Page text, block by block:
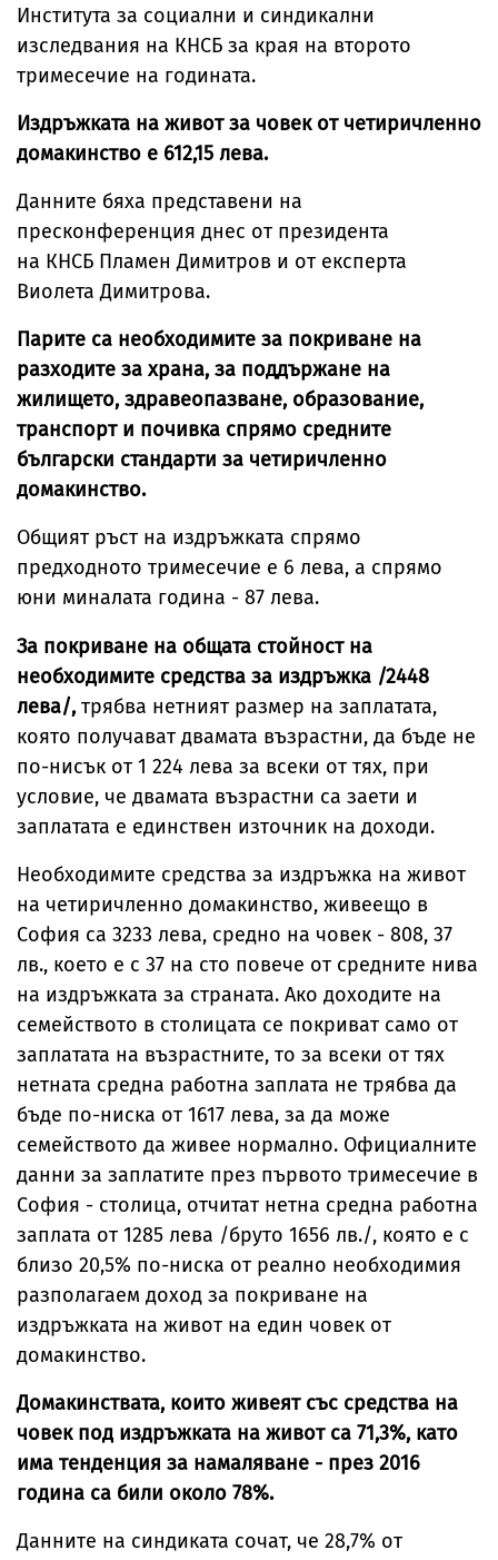
Института за социални и синдикални
изследвания на КНСБ за края на второто
тримесечие на годината.
Издръжката на живот за човек от четиричленно
домакинство е 612,15 лева.
Данните бяха представени на
пресконференция днес от президента
на КНСБ Пламен Димитров и от експерта
Виолета Димитрова.
Парите са необходимите за покриване на
разходите за храна, за поддържане на
жилището, здравеопазване, образование,
транспорт и почивка спрямо средните
български стандарти за четиричленно
домакинство.
Общият ръст на издръжката спрямо
предходното тримесечие е 6 лева, а спрямо
юни миналата година - 87 лева.
За покриване на общата стойност на
необходимите средства за издръжка /2448
лева/, трябва нетният размер на заплатата,
която получават двамата възрастни, да бъде не
по-нисък от 1 224 лева за всеки от тях, при
условие, че двамата възрастни са заети и
заплатата е единствен източник на доходи.
Необходимите средства за издръжка на живот
на четиричленно домакинство, живеещо в
София са 3233 лева, средно на човек - 808, 37
лв., което е с 37 на сто повече от средните нива
на издръжката за страната. Ако доходите на
семейството в столицата се покриват само от
заплатата на възрастните, то за всеки от тях
нетната средна работна заплата не трябва да
бъде по-ниска от 1617 лева, за да може
семейството да живее нормално. Официалните
данни за заплатите през първото тримесечие в
София - столица, отчитат нетна средна работна
заплата от 1285 лева /бруто 1656 лв./, която е с
близо 20,5% по-ниска от реално необходимия
разполагаем доход за покриване на
издръжката на живот на един човек от
домакинство.
Домакинствата, които живеят със средства на
човек под издръжката на живот са 71,3%, като
има тенденция за намаляване - през 2016
година са били около 78%.
Данните на синдиката сочат, че 28,7% от